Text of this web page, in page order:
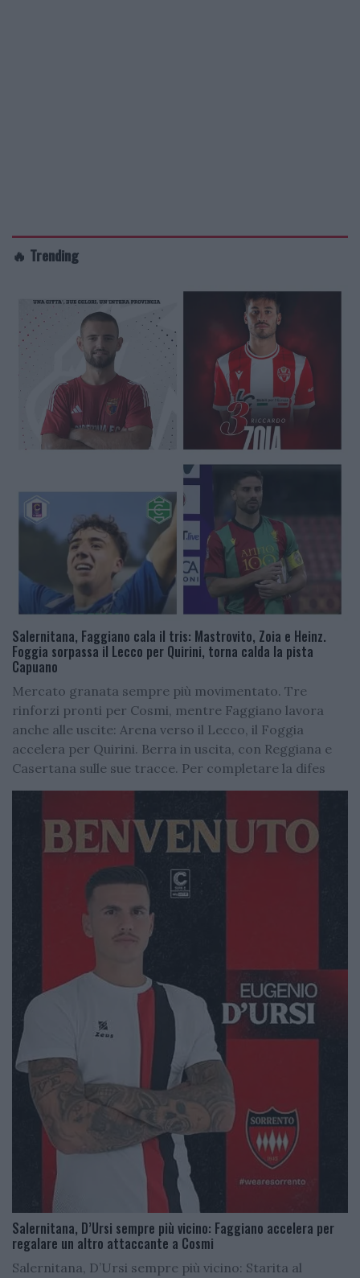
🔥 Trending
Salernitana, Faggiano cala il tris: Mastrovito, Zoia e Heinz.
Foggia sorpassa il Lecco per Quirini, torna calda la pista
Capuano
Mercato granata sempre più movimentato. Tre
rinforzi pronti per Cosmi, mentre Faggiano lavora
anche alle uscite: Arena verso il Lecco, il Foggia
accelera per Quirini. Berra in uscita, con Reggiana e
Casertana sulle sue tracce. Per completare la difes
Salernitana, D’Ursi sempre più vicino: Faggiano accelera per
regalare un altro attaccante a Cosmi
Salernitana, D’Ursi sempre più vicino: Starita al